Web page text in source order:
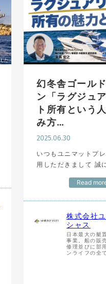
幻冬舎ゴール
ン「ラグジュ
ト所有という
み方…
2025.06.30
いつもユニマットプ
用しただきまして 誠にありがとうご
ィア 「幻冬舎ゴー
Read
株式会社
シャス
日本最大の艇
事業。船の販
修理並びに部
ンライフの全